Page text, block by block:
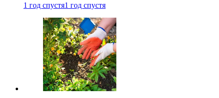
1 год спустя1 год спустя